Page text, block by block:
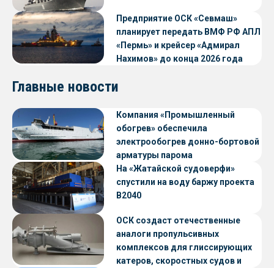
Предприятие ОСК «Севмаш»
планирует передать ВМФ РФ АПЛ
«Пермь» и крейсер «Адмирал
Нахимов» до конца 2026 года
Главные новости
Компания «Промышленный
обогрев» обеспечила
электрообогрев донно-бортовой
арматуры парома
«Петропавловск» проекта CNF22
На «Жатайской судоверфи»
спустили на воду баржу проекта
В2040
ОСК создаст отечественные
аналоги пропульсивных
комплексов для глиссирующих
катеров, скоростных судов и